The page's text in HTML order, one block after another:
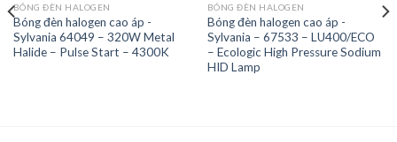
Add to
Wishlist
BÓNG ĐÈN HALOGEN
Bóng đèn halogen cao áp -
Sylvania 64049 – 320W Metal
Halide – Pulse Start – 4300K
Add to
Wishlist
BÓNG ĐÈN HALOGEN
Bóng đèn halogen cao áp -
Sylvania – 67533 – LU400/ECO
– Ecologic High Pressure Sodium
HID Lamp